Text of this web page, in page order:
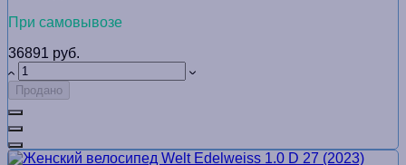
При самовывозе
36891 руб.
Продано